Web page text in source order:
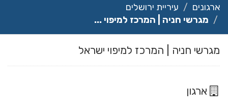
ארגונים
עיריית ירושלים
מגרשי חניה | המרכז למיפוי ...
מגרשי חניה | המרכז למיפוי ישראל
ארגון